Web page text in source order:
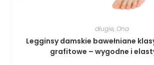
długie, Ona
Legginsy damskie bawełniane
grafitowe – wygodne i